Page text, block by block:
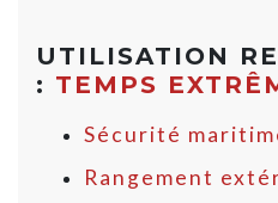
UTILISATION
: TEMPS
Sécurité
Rangement